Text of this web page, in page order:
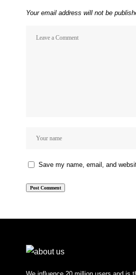
Your email address will not be
Save my name, email, and